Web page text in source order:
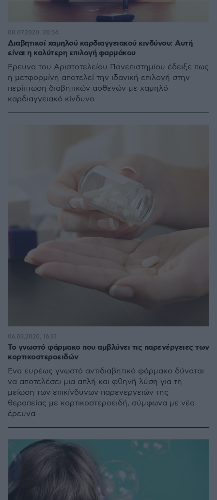
Διαβητικοί χαμηλού καρδιαγγειακού κινδύνου: Αυτή
είναι η καλύτερη επιλογή φαρμάκου
Έρευνα του Αριστοτελείου Πανεπιστημίου έδειξε πως
η μετφορμίνη αποτελεί την ιδανική επιλογή στην
περίπτωση διαβητικών ασθενών με χαμηλό
καρδιαγγειακό κίνδυνο
08.07.2020, 20:54
Το γνωστό φάρμακο που αμβλύνει τις παρενέργειες των
κορτικοστεροειδών
Ένα ευρέως γνωστό αντιδιαβητικό φάρμακο δύναται
να αποτελέσει μια απλή και φθηνή λύση για τη
μείωση των επικίνδυνων παρενεργειών της
θεραπείας με κορτικοστεροειδή, σύμφωνα με νέα
έρευνα
06.03.2020, 16:31